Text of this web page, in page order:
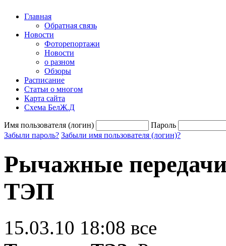
Главная
Обратная связь
Новости
Фоторепортажи
Новости
о разном
Обзоры
Расписание
Статьи о многом
Карта сайта
Схема БелЖ.Д
Имя пользователя (логин)
Пароль
Забыли пароль? Забыли имя пользователя (логин)?
Рычажные
ТЭП
15.03.10 18:08 все